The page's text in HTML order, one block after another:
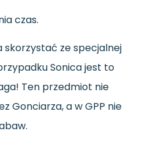
czas.
skorzystać ze specjalnej
Sonica jest to
Ten przedmiot nie
Gonciarza, a w GPP nie